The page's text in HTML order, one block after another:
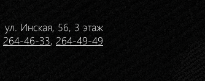
ул. Инская, 56, 3 этаж
264-46-33, 264-49-49